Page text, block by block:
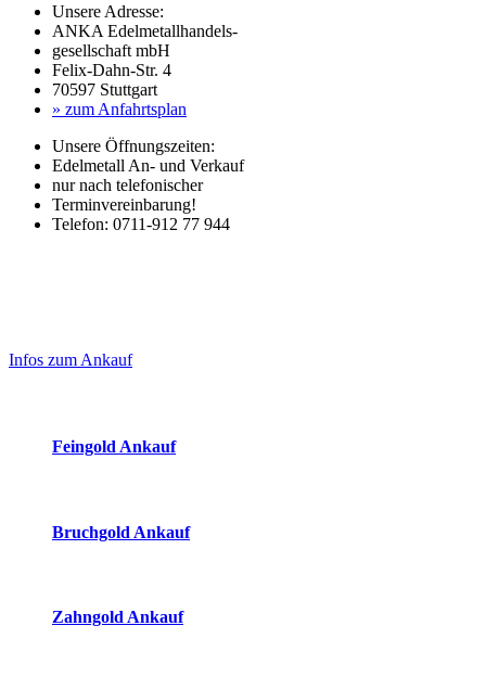
Unsere Adresse:
ANKA Edelmetallhandels-
gesellschaft mbH
Felix-Dahn-Str. 4
70597 Stuttgart
» zum Anfahrtsplan
Unsere Öffnungszeiten:
Edelmetall An- und Verkauf
nur nach telefonischer
Terminvereinbarung!
Telefon: 0711-912 77 944
Sidebar
Infos zum Ankauf
Feingold Ankauf
Bruchgold Ankauf
Zahngold Ankauf